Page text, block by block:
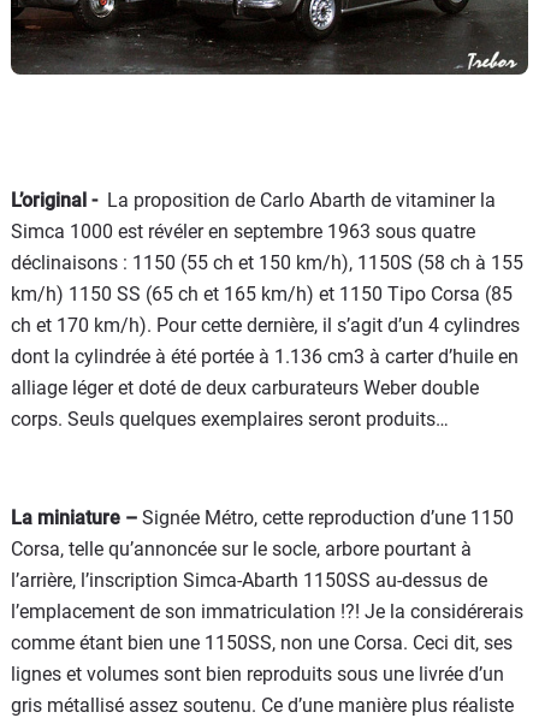
L’original -La proposition de Carlo Abarth de vitaminer la
Simca 1000 est révéler en septembre 1963 sous quatre
déclinaisons : 1150 (55 ch et 150 km/h), 1150S (58 ch à 155
km/h) 1150 SS (65 ch et 165 km/h) et 1150 Tipo Corsa (85
ch et 170 km/h). Pour cette dernière, il s’agit d’un 4 cylindres
dont la cylindrée à été portée à 1.136 cm3 à carter d’huile en
alliage léger et doté de deux carburateurs Weber double
corps. Seuls quelques exemplaires seront produits…
La miniature – Signée Métro, cette reproduction d’une 1150
Corsa, telle qu’annoncée sur le socle, arbore pourtant à
l’arrière, l’inscription Simca-Abarth 1150SS au-dessus de
l’emplacement de son immatriculation !?! Je la considérerais
comme étant bien une 1150SS, non une Corsa. Ceci dit, ses
lignes et volumes sont bien reproduits sous une livrée d’un
gris métallisé assez soutenu. Ce d’une manière plus réaliste